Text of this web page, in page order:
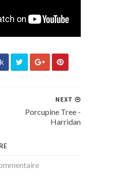
NEXT
Porcupine Tree -
Harridan